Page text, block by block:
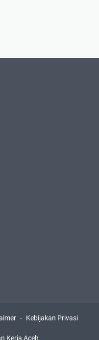
Kebijakan Privasi
Kerja Aceh